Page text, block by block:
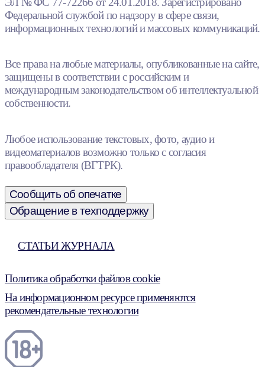
Федеральной службой по надзору в сфере связи,
информационных технологий и массовых коммуникаций.
Все права на любые материалы, опубликованные на сайте,
защищены в соответствии с российским и
международным законодательством об интеллектуальной
собственности.
Любое использование текстовых, фото, аудио и
видеоматериалов возможно только с согласия
правообладателя (ВГТРК).
Сообщить об опечатке
Обращение в техподдержку
СТАТЬИ ЖУРНАЛА
Политика обработки файлов cookie
На информационном ресурсе применяются
рекомендательные технологии